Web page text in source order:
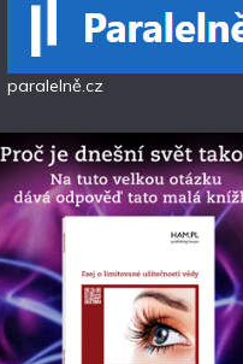
paralelně.cz